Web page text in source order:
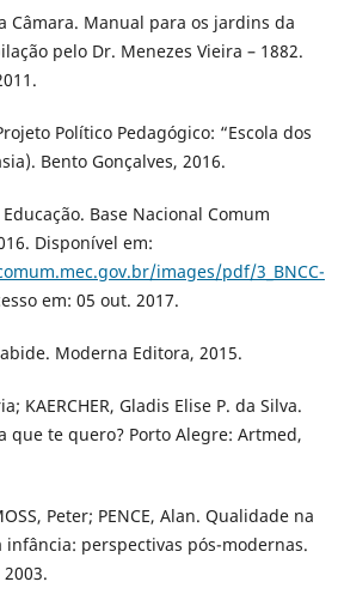
Câmara. Manual para os jardins da
pelo Dr. Menezes Vieira – 1882.
Político Pedagógico: “Escola dos
Bento Gonçalves, 2016.
Base Nacional Comum
Disponível em:
images/pdf/3_BNCC-
em: 05 out. 2017.
Moderna Editora, 2015.
KAERCHER, Gladis Elise P. da Silva.
que te quero? Porto Alegre: Artmed,
Peter; PENCE, Alan. Qualidade na
perspectivas pós-modernas.